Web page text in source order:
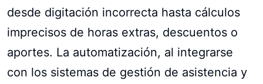
desde digitación incorrecta hasta cálculos
imprecisos de horas extras, descuentos o
aportes. La automatización, al integrarse
con los sistemas de gestión de asistencia y